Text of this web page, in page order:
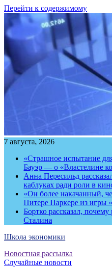
Перейти к содержимому
7 августа, 2026
«Страшное испытание
Бауэр — о «Властелине
Анна Пересильд
каблуках ради роли в
«Он более накачанный,
Питере Паркере из игры
Бортко рассказал,
Сталина
Школа экономики
Новостная рассылка
Случайные новости